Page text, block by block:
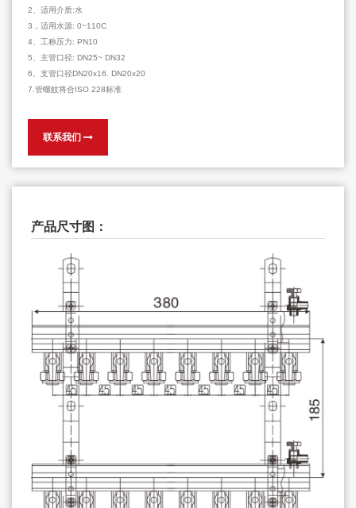
2、适用介质:水
3，适用水源: 0~110C
4、工称压力: PN10
5、主管口径: DN25~ DN32
6、支管口径DN20x16. DN20x20
7.管螺蚊将合ISO 228标准
联系我们
产品尺寸图：